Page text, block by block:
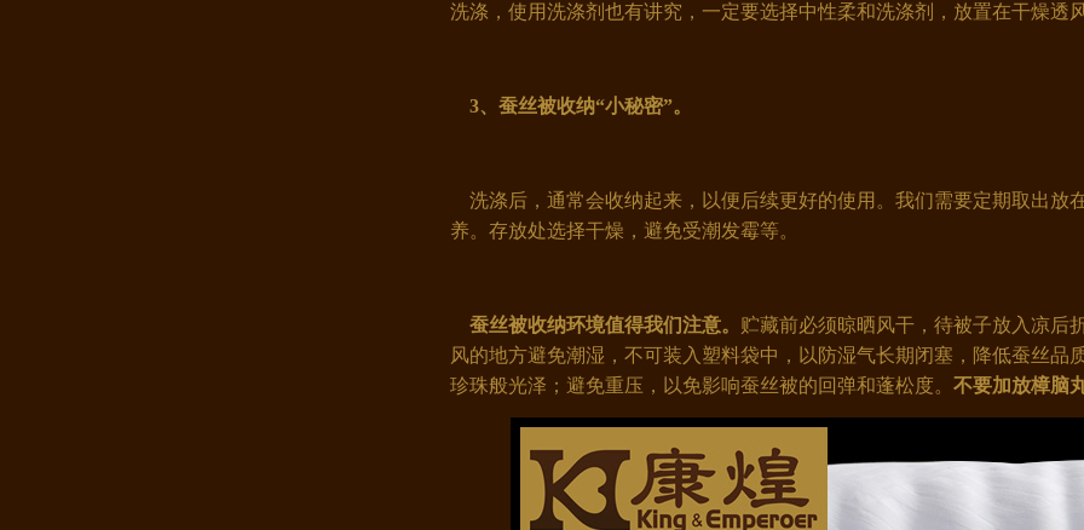
洗涤，使用洗涤剂也有讲究，一定要选择中性柔和洗涤剂，放置在干燥透
3、蚕丝被收纳“小秘密”。
洗涤后，通常会收纳起来，以便后续更好的使用。我们需要定期取出放
养。存放处选择干燥，避免受潮发霉等。
蚕丝被收纳环境值得我们注意。 贮藏前必须晾晒风干，待被子放入凉后
风的地方避免潮湿，不可装入塑料袋中，以防湿气长期闭塞，降低蚕丝
珍珠般光泽；避免重压，以免影响蚕丝被的回弹和蓬松度。 不要加放樟脑